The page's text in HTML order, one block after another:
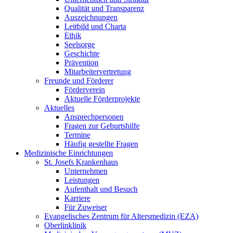
Qualität und Transparenz
Auszeichnungen
Leitbild und Charta
Ethik
Seelsorge
Geschichte
Prävention
Mitarbeitervertretung
Freunde und Förderer
Förderverein
Aktuelle Förderprojekte
Aktuelles
Ansprechpersonen
Fragen zur Geburtshilfe
Termine
Häufig gestellte Fragen
Medizinische Einrichtungen
St. Josefs Krankenhaus
Unternehmen
Leistungen
Aufenthalt und Besuch
Karriere
Für Zuweiser
Evangelisches Zentrum für Altersmedizin (EZA)
Oberlinklinik